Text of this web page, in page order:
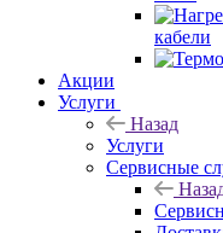
кабели
Акции
Услуги
Назад
Услуги
Сервисные